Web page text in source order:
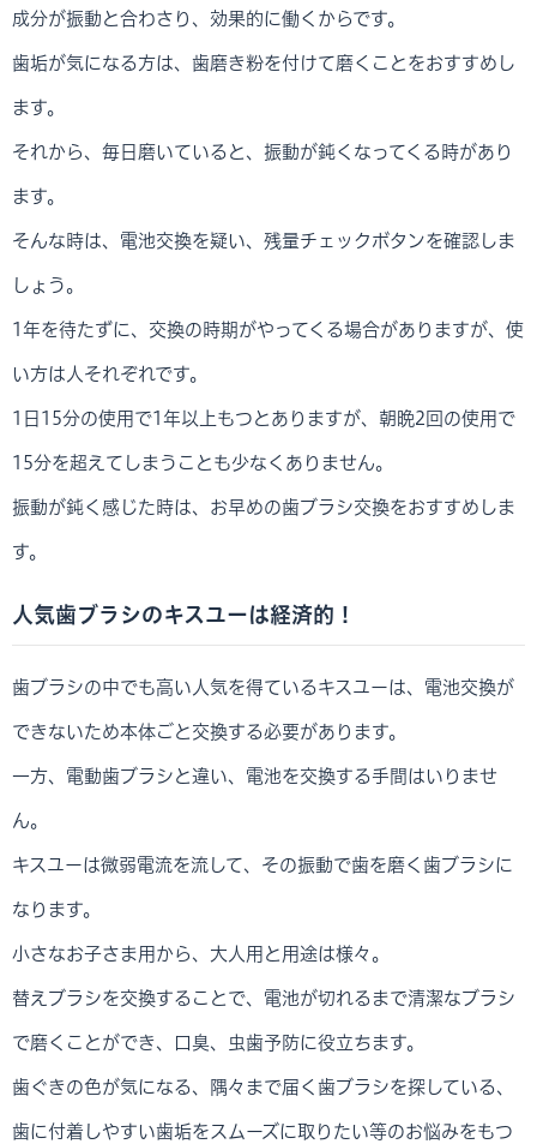
成分が振動と合わさり、効果的に働くからです。
歯垢が気になる方は、歯磨き粉を付けて磨くことをおすすめし
ます。
それから、毎日磨いていると、振動が鈍くなってくる時があり
ます。
そんな時は、電池交換を疑い、残量チェックボタンを確認しま
しょう。
1年を待たずに、交換の時期がやってくる場合がありますが、使
い方は人それぞれです。
1日15分の使用で1年以上もつとありますが、朝晩2回の使用で
15分を超えてしまうことも少なくありません。
振動が鈍く感じた時は、お早めの歯ブラシ交換をおすすめしま
す。
人気歯ブラシのキスユーは経済的！
歯ブラシの中でも高い人気を得ているキスユーは、電池交換が
できないため本体ごと交換する必要があります。
一方、電動歯ブラシと違い、電池を交換する手間はいりませ
ん。
キスユーは微弱電流を流して、その振動で歯を磨く歯ブラシに
なります。
小さなお子さま用から、大人用と用途は様々。
替えブラシを交換することで、電池が切れるまで清潔なブラシ
で磨くことができ、口臭、虫歯予防に役立ちます。
歯ぐきの色が気になる、隅々まで届く歯ブラシを探している、
歯に付着しやすい歯垢をスムーズに取りたい等のお悩みをもつ